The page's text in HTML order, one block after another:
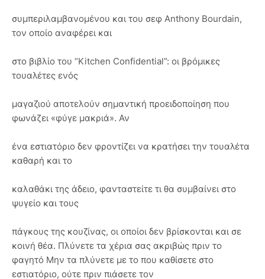
συμπεριλαμβανομένου και του σεφ Anthony Bourdain,
τον οποίο αναφέρει και
στο βιβλίο του “Kitchen Confidential”: οι βρόμικες
τουαλέτες ενός
μαγαζιού αποτελούν σημαντική προειδοποίηση που
φωνάζει «φύγε μακριά». Αν
ένα εστιατόριο δεν φροντίζει να κρατήσει την τουαλέτα
καθαρή και το
καλαθάκι της άδειο, φανταστείτε τι θα συμβαίνει στο
ψυγείο και τους
πάγκους της κουζίνας, οι οποίοι δεν βρίσκονται και σε
κοινή θέα. Πλύνετε τα χέρια σας ακριβώς πριν το
φαγητό Μην τα πλύνετε με το που καθίσετε στο
εστιατόριο, ούτε πριν πιάσετε τον